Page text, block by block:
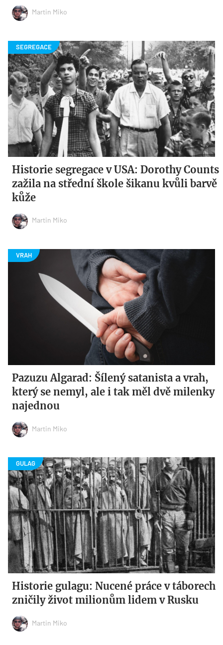
Martin Miko
Historie segregace v USA: Dorothy Counts
zažila na střední škole šikanu kvůli barvě
kůže
Martin Miko
Pazuzu Algarad: Šílený satanista a vrah,
který se nemyl, ale i tak měl dvě milenky
najednou
Martin Miko
Historie gulagu: Nucené práce v táborech
zničily život milionům lidem v Rusku
Martin Miko